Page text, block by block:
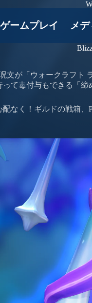
が「ウォークラフ
て毒付与もできる「
なく！ギルドの戦箱